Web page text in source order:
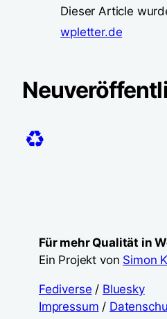
Dieser Article
wpletter.de
♻️
Für mehr Qualität in
Ein Projekt von Simon
Fediverse / Bluesky
Impressum /